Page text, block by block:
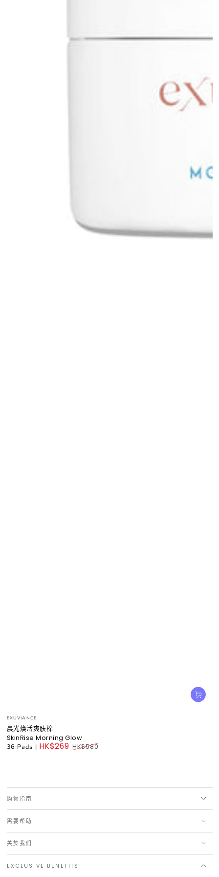
小
贩：
EXUVIANCE
晨光焕活爽肤棉
SkinRise Morning Glow
36 Pads | HK$269 HK$580
购物指南
需要帮助
关於我们
EXCLUSIVE BENEFITS